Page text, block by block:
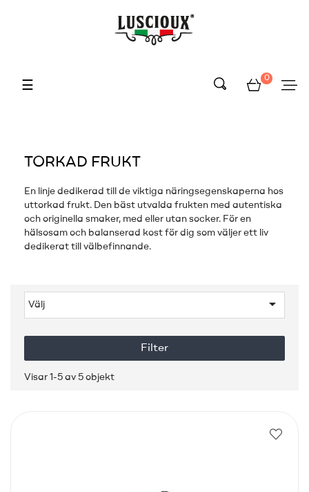
Toggle
☰
0
TORKAD FRUKT
En linje dedikerad till de viktiga näringsegenskaperna hos
uttorkad frukt. Den bäst utvalda frukten med autentiska
och originella smaker, med eller utan socker. För en
hälsosam och balanserad kost för dig som väljer ett liv
dedikerat till välbefinnande.
Välj 
Filter
Visar 1-5 av 5 objekt